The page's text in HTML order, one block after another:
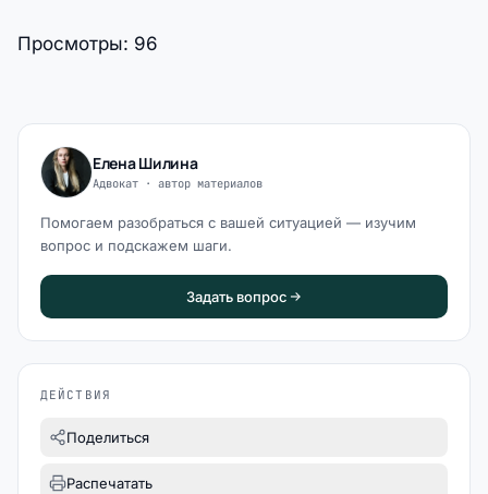
Просмотры: 96
Елена Шилина
Адвокат · автор материалов
Помогаем разобраться с вашей ситуацией — изучим
вопрос и подскажем шаги.
Задать вопрос
ДЕЙСТВИЯ
Поделиться
Распечатать